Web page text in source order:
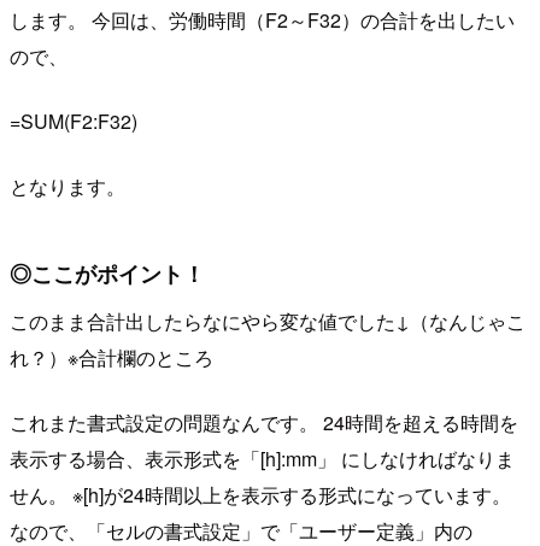
します。 今回は、労働時間（F2～F32）の合計を出したい
ので、
=SUM(F2:F32)
となります。
◎ここがポイント！
このまま合計出したらなにやら変な値でした↓（なんじゃこ
れ？）※合計欄のところ
これまた書式設定の問題なんです。 24時間を超える時間を
表示する場合、表示形式を「[h]:mm」 にしなければなりま
せん。 ※[h]が24時間以上を表示する形式になっています。
なので、「セルの書式設定」で「ユーザー定義」内の